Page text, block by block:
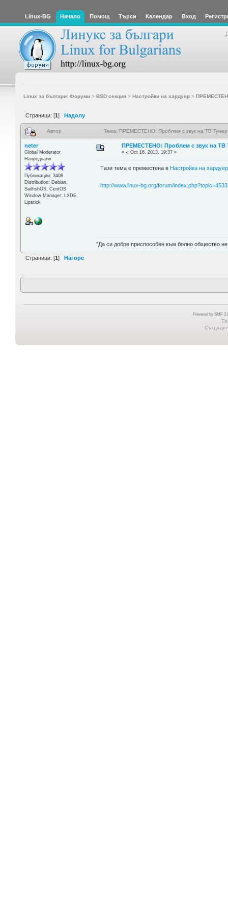
Linux-BG Начало Помощ Търси Календар Вход
Linux за българи: Форуми> BSD секция > Настройки на хардуер>
Страници: [1] Надолу
Автор Тема: ПРЕМЕСТЕНО: Проблем с звук на ТВ
neter
Global Moderator
Напреднали
Публикации: 3408
Distribution: Debian,
SailfishOS, CentOS
Window Manager: LXDE,
Lipstick
ПРЕМЕСТЕНО: Проблем с звук на ТВ
«-: Oct 16, 2013, 19:37 »
Тази тема е преместена в Настройка на хардуер
http://www.linux-bg.org/forum/
"Да си добре приспособен към болно общество
Страници: [1] Нагоре
Powered by SMF